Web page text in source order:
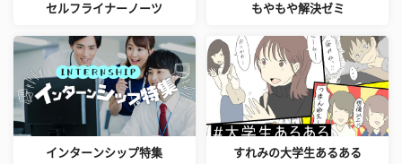
セルフライナーノーツ もやもや解決ゼミ
インターンシップ特集 すれみの大学生あるある